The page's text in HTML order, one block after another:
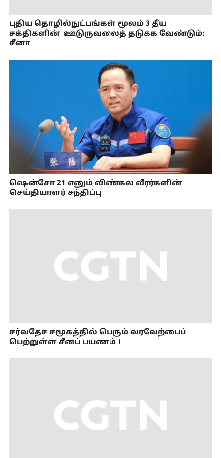
புதிய தொழில்நுட்பங்கள் மூலம் 3 தீய
சக்திகளின் ஊடுருவலைத் தடுக்க வேண்டும்:
சீனா
ஷென்சோ 21 எனும் விண்கல வீரர்களின்
செய்தியாளர் சந்திப்பு
சர்வதேச சமூகத்தில் பெரும் வரவேற்பைப்
பெற்றுள்ள சீனப் பயணம்！